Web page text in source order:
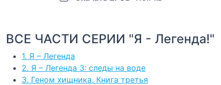
ВСЕ ЧАСТИ СЕРИИ "Я - Легенда!"
1. Я – Легенда
2. Я – Легенда 3: следы на воде
3. Геном хищника. Книга третья